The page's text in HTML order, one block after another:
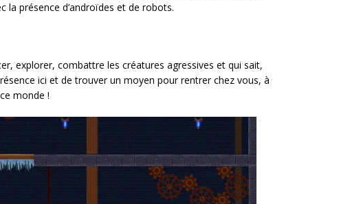
la présence d’androïdes et de robots.
explorer, combattre les créatures agressives et qui sait,
ici et de trouver un moyen pour rentrer chez vous, à
monde !